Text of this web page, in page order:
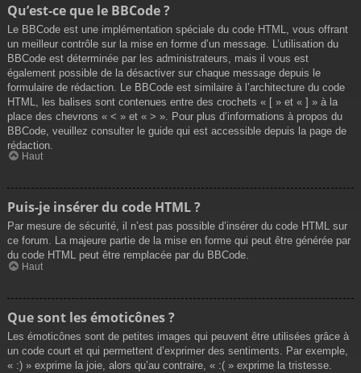
Qu’est-ce que le BBCode ?
Le BBCode est une implémentation spéciale du code HTML, vous offrant
un meilleur contrôle sur la mise en forme d’un message. L’utilisation du
BBCode est déterminée par les administrateurs, mais il vous est
également possible de la désactiver sur chaque message depuis le
formulaire de rédaction. Le BBCode est similaire à l’architecture du code
HTML, les balises sont contenues entre des crochets « [ » et « ] » à la
place des chevrons « < » et « > ». Pour plus d’informations à propos du
BBCode, veuillez consulter le guide qui est accessible depuis la page de
rédaction.
Haut
Puis-je insérer du code HTML ?
Par mesure de sécurité, il n’est pas possible d’insérer du code HTML sur
ce forum. La majeure partie de la mise en forme qui peut être générée par
du code HTML peut être remplacée par du BBCode.
Haut
Que sont les émoticônes ?
Les émoticônes sont de petites images qui peuvent être utilisées grâce à
un code court et qui permettent d’exprimer des sentiments. Par exemple,
« :) » exprime la joie, alors qu’au contraire, « :( » exprime la tristesse.